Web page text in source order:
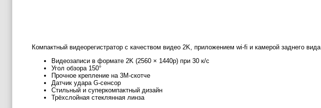
Компактный видеорегистратор с качеством видео 2K, приложением wi-fi и камерой заднего вида
Видеозаписи в формате 2K (2560 × 1440p) при 30 к/с
Угол обзора 150°
Прочное крепление на 3М-скотче
Датчик удара G-сенсор
Стильный и суперкомпактный дизайн
Трёхслойная стеклянная линза